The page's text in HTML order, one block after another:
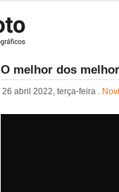
O melhor dos
26 abril 2022, terça-feira .